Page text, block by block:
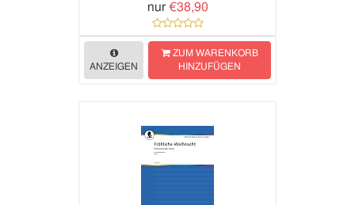
nur €38,90
ANZEIGEN
ZUM WARENKORB
HINZUFÜGEN